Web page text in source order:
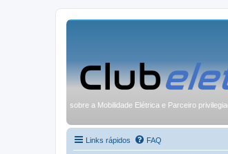
sobre a Mobilidade Elétrica e Parceiro
Links rápidos FAQ